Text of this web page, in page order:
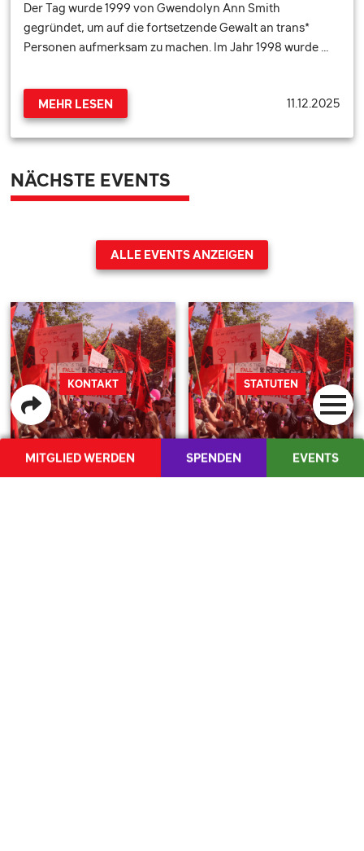
Der Tag wurde 1999 von Gwendolyn Ann Smith
gegründet, um auf die fortsetzende Gewalt an trans*
Personen aufmerksam zu machen. Im Jahr 1998 wurde …
MEHR LESEN 11.12.2025
NÄCHSTE EVENTS
ALLE EVENTS ANZEIGEN
KONTAKT STATUTEN
MITGLIED WERDEN SPENDEN EVENTS